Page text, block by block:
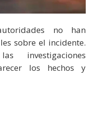
no han
sobre el incidente.
investigaciones
los hechos y